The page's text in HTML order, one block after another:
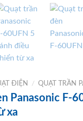
ĐIỆN / QUẠT TRẦN
Panasonic F-
xa